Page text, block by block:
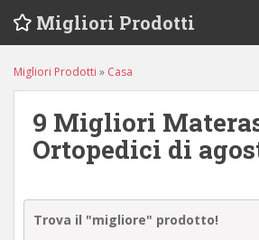
i
Migliori Prodotti
Migliori Prodotti » Casa
9 Migliori
Ortopedici di
Trova il "migliore" prodotto!